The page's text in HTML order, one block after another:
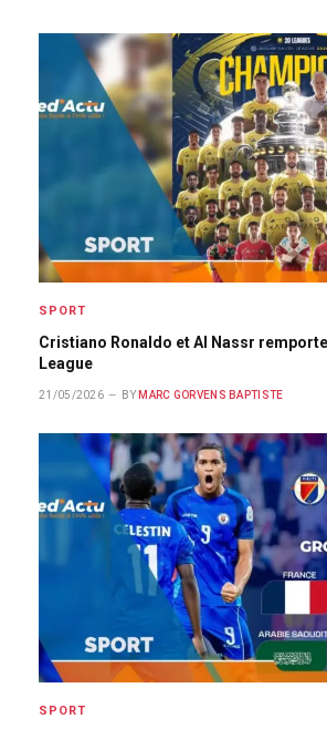
SPORT
Cristiano Ronaldo et Al Nassr
League
21/05/2026 BY MARC GORVENS BAPTISTE
SPORT